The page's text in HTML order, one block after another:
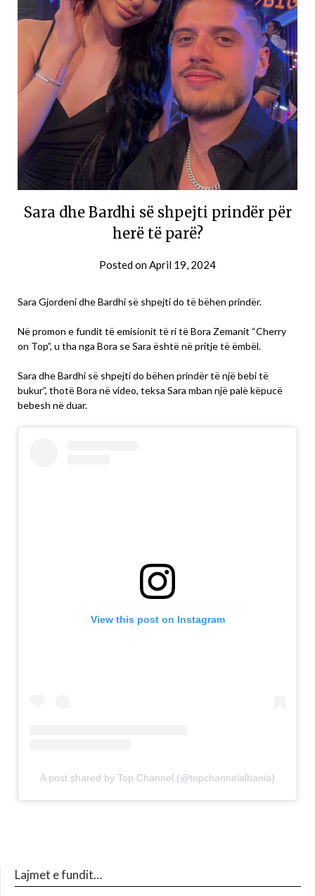
Sara dhe Bardhi së shpejti prindër për
herë të parë?
Posted on April 19, 2024
Sara Gjordeni dhe Bardhi së shpejti do të bëhen prindër.
Në promon e fundit të emisionit të ri të Bora Zemanit “Cherry
on Top”, u tha nga Bora se Sara është në pritje të ëmbël.
Sara dhe Bardhi së shpejti do bëhen prindër të një bebi të
bukur”, thotë Bora në video, teksa Sara mban një palë këpucë
bebesh në duar.
View this post on Instagram
A post shared by Top Channel (@topchannelalbania)
Lajmet e fundit…